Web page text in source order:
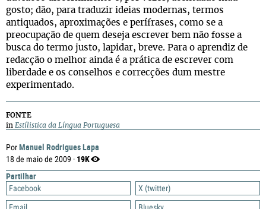
PorManuel Rodrigues Lapa
18 de maio de 2009 · 19K
Partilhar
Facebook
X (twitter)
gosto; dão, para traduzir ideias modernas, termos
antiquados, aproximações e perífrases, como se a
preocupação de quem deseja escrever bem não fosse a
busca do termo justo, lapidar, breve. Para o aprendiz de
redacção o melhor ainda é a prática de escrever com
liberdade e os conselhos e correcções dum mestre
experimentado.
FONTE
in Estílistica da Língua Portuguesa